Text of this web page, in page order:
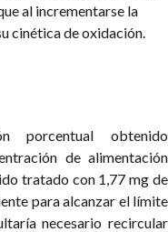
al incrementarse la
cinética de oxidación.
porcentual obtenido
de alimentación
tratado con 1,77 mg de
para alcanzar el límite
necesario recircular